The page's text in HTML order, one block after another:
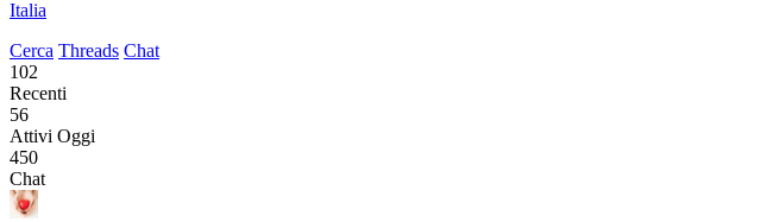
Italia
Cerca Threads Chat
102
Recenti
56
Attivi Oggi
450
Chat